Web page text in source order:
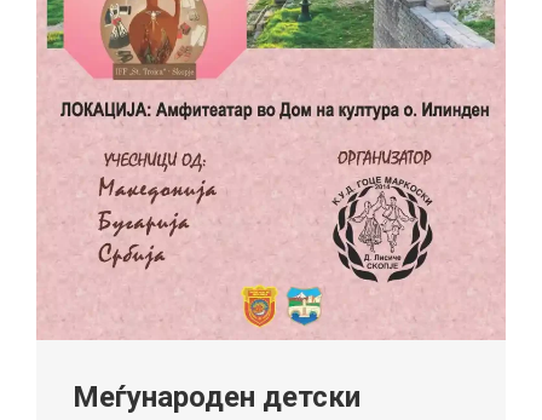
Меѓународен детски